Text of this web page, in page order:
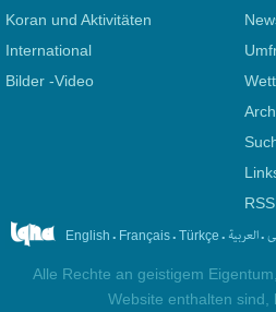
Koran und Aktivitäten
International
Bilder -Video
RSS
English . Français. Türkçe . العربیة.
Alle Rechte an geistigem
Website enthalten sind,